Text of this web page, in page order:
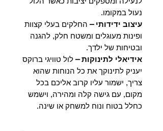
נעול במקומו.
עיצוב ידידותי – החלקים בעלי קצוות
ופינות מעוגלים ומשטח חלק, להגנה
ובטיחות של ילדך.
אידיאלי לתינוקות – לול טוויגי ברוקס
יעניק לתינוקך את כל הנוחות שהוא
צריך, ישמור עליו קרוב אליכם בכל
מקום, עם גישה קלה ומהירה, וישמש
כחלל בטוח ונוח למשחק או שינה.